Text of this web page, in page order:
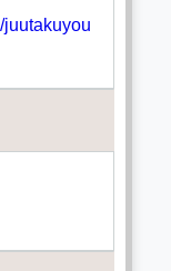
juutakuyou